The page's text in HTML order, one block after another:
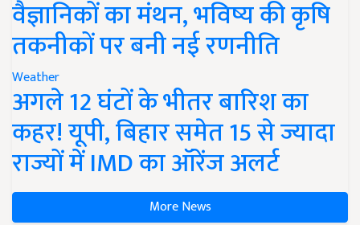
वैज्ञानिकों का मंथन, भविष्य की कृषि
तकनीकों पर बनी नई रणनीति
Weather
अगले 12 घंटों के भीतर बारिश का
कहर! यूपी, बिहार समेत 15 से ज्यादा
राज्यों में IMD का ऑरेंज अलर्ट
More News